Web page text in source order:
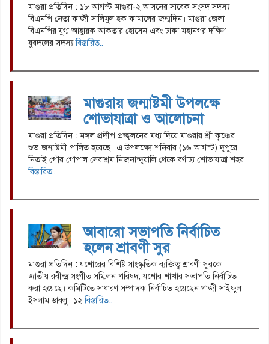
মাগুরা প্রতিদিন : ১৮ আগস্ট মাগুরা-২ আসনের সাবেক সংসদ সদস্য
বিএনপি নেতা কাজী সালিমুল হক কামালের জন্মদিন। মাগুরা জেলা
বিএনপির যুগ্ম আহ্বায়ক আকতার হোসেন এবং ঢাকা মহানগর দক্ষিণ
যুবদলের সদস্যবিস্তারিত..
মাগুরায় জন্মাষ্টমী উপলক্ষে
শোভাযাত্রা ও আলোচনা
মাগুরা প্রতিদিন : মঙ্গল প্রদীপ প্রজ্জ্বলনের মধ্য দিয়ে মাগুরায় শ্রী কৃষ্ণের
শুভ জন্মাষ্টমী পালিত হয়েছে। এ উপলক্ষ্যে শনিবার (১৬ আগস্ট) দুপুরে
নিতাই গৌর গোপাল সেবাশ্রম নিজনান্দুয়ালি থেকে বর্ণাঢ্য শোভাযাত্রা শহর
বিস্তারিত..
আবারো সভাপতি নির্বাচিত
হলেন শ্রাবণী সুর
মাগুরা প্রতিদিন : যশোরের বিশিষ্ট সাংস্কৃতিক ব্যক্তিত্ব শ্রাবণী সুরকে
জাতীয় রবীন্দ্র সংগীত সম্মিলন পরিষদ, যশোর শাখার সভাপতি নির্বাচিত
করা হয়েছে। কমিটিতে সাধারণ সম্পাদক নির্বাচিত হয়েছেন গাজী সাইফুল
ইসলাম ডাবলু। ১২বিস্তারিত..